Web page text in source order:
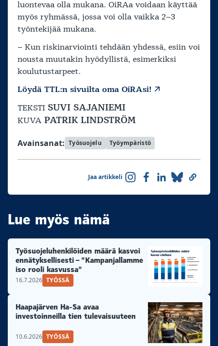
luontevaa olla mukana. OiRAa voidaan käyttää
myös ryhmässä, jossa voi olla vaikka 2–3
työntekijää mukana.
– Kun riskinarviointi tehdään yhdessä, esiin voi
nousta muutakin hyödyllistä, esimerkiksi
koulutustarpeet.
Löydä TTL:n sivuilta oma OiRAsi!
TEKSTI SUVI SAJANIEMI
KUVA PATRIK LINDSTRÖM
Avainsanat: Työsuojelu Työympäristö
Jaa artikkeli
Lue myös nämä
Työsuojeluhenkilöiden määrä kasvoi
ennätyksellisesti – ”Kampanjallamme
iso rooli kasvussa”
16.7.2026 TYÖSSÄ
Haapajärven Ha-Sa avaa
investoinneilla tien tulevaisuuteen
10.6.2026 TYÖSSÄ